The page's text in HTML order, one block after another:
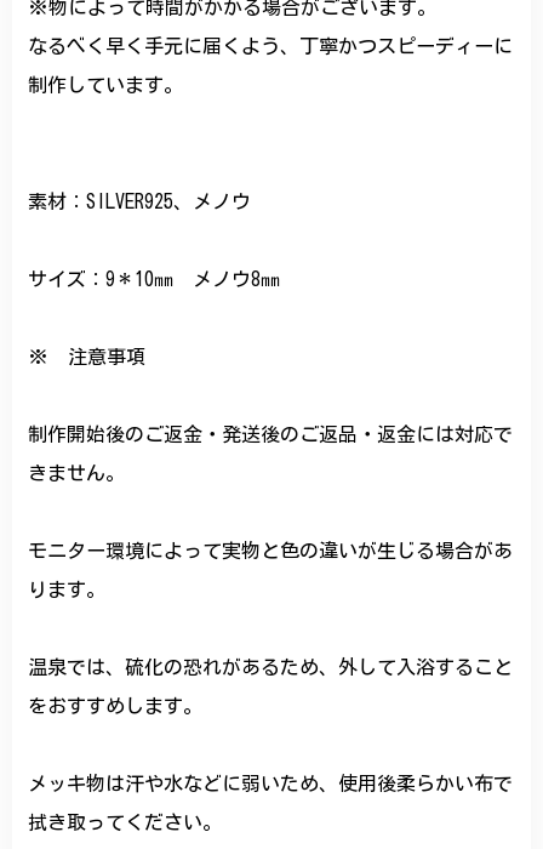
※物によって時間がかかる場合がございます。
なるべく早く手元に届くよう、丁寧かつスピーディーに
制作しています。
素材：SILVER925、メノウ
サイズ：9＊10㎜ メノウ8㎜
※ 注意事項
制作開始後のご返金・発送後のご返品・返金には対応で
きません。
モニター環境によって実物と色の違いが生じる場合があ
ります。
温泉では、硫化の恐れがあるため、外して入浴すること
をおすすめします。
メッキ物は汗や水などに弱いため、使用後柔らかい布で
拭き取ってください。